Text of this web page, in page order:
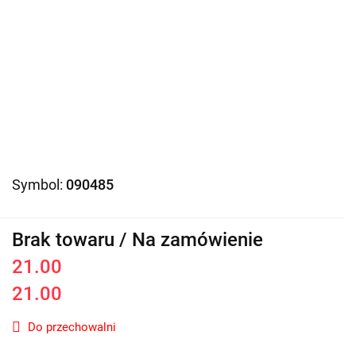
Symbol: 090485
Brak towaru / Na zamówienie
21.00
21.00
Do przechowalni